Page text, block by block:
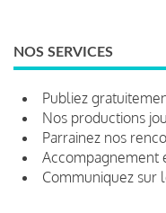
NOS SERVICES
Publiez
Nos productions
Parrainez nos
Accompagnement
Communiquez sur